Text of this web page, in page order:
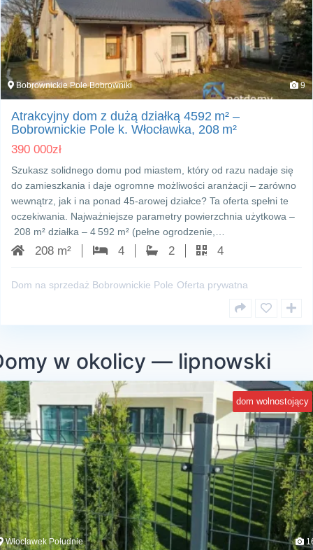
Bobrownickie Pole Bobrowniki 9
Atrakcyjny dom z dużą działką 4592 m² –
Bobrownickie Pole k. Włocławka, 208 m²
390 000zł
Szukasz solidnego domu pod miastem, który od razu nadaje się
do zamieszkania i daje ogromne możliwości aranżacji – zarówno
wewnątrz, jak i na ponad 45‑arowej działce? Ta oferta spełni te
oczekiwania. Najważniejsze parametry powierzchnia użytkowa –
208 m² działka – 4 592 m² (pełne ogrodzenie,…
208 m² 4 2 4
Dom na sprzedaż Bobrownickie Pole Oferta prywatna
w okolicy — lipnowski
dom wolnostojący
Włocławek Południe